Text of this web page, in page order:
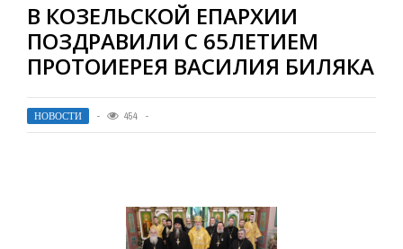
В КОЗЕЛЬСКОЙ ЕПАРХИИ
ПОЗДРАВИЛИ С 65ЛЕТИЕМ
ПРОТОИЕРЕЯ ВАСИЛИЯ БИЛЯКА
НОВОСТИ 454